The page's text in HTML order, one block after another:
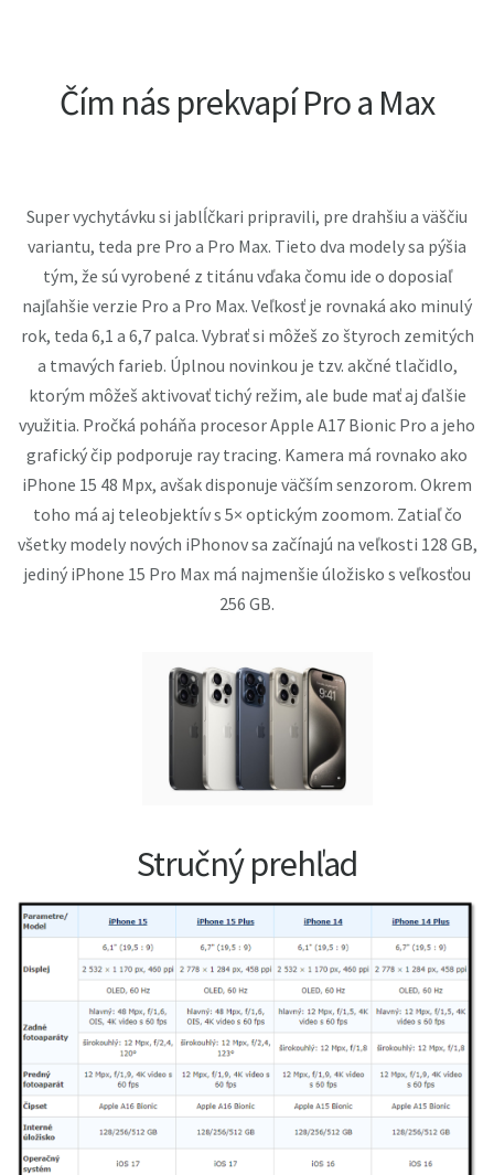
Čím nás prekvapí Pro a Max
Super vychytávku si jablĺčkari pripravili, pre drahšiu a väščiu
variantu, teda pre Pro a Pro Max. Tieto dva modely sa pýšia
tým, že sú vyrobené z titánu vďaka čomu ide o doposiaľ
najľahšie verzie Pro a Pro Max. Veľkosť je rovnaká ako minulý
rok, teda 6,1 a 6,7 palca. Vybrať si môžeš zo štyroch zemitých
a tmavých farieb. Úplnou novinkou je tzv. akčné tlačidlo,
ktorým môžeš aktivovať tichý režim, ale bude mať aj ďalšie
využitia. Pročká poháňa procesor Apple A17 Bionic Pro a jeho
grafický čip podporuje ray tracing. Kamera má rovnako ako
iPhone 15 48 Mpx, avšak disponuje väčším senzorom. Okrem
toho má aj teleobjektív s 5× optickým zoomom. Zatiaľ čo
všetky modely nových iPhonov sa začínajú na veľkosti 128 GB,
jediný iPhone 15 Pro Max má najmenšie úložisko s veľkosťou
256 GB.
Stručný prehľad